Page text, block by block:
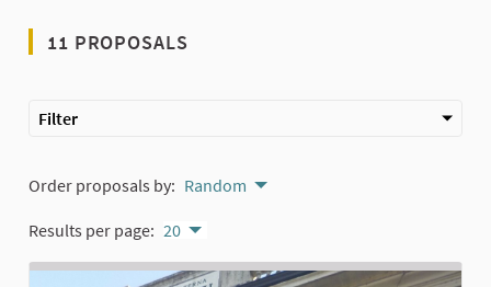
11 PROPOSALS
Filter
Order proposals by: Random
Results per page: 20